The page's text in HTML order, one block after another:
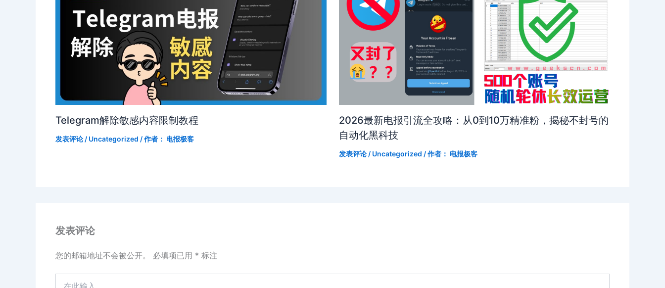
Telegram解除敏感内容限制教程
发表评论 / Uncategorized / 作者： 电报极客
2026最新电报引流全攻略：从0到10万精准粉，揭秘不封号的
自动化黑科技
发表评论 / Uncategorized / 作者： 电报极客
发表评论
您的邮箱地址不会被公开。 必填项已用 * 标注